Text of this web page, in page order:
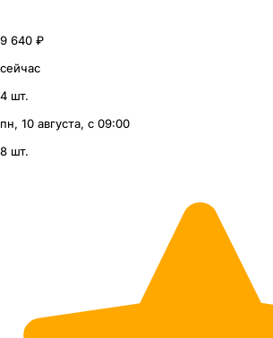
9 640 ₽
сейчас
4 шт.
пн, 10 августа, с 09:00
8 шт.